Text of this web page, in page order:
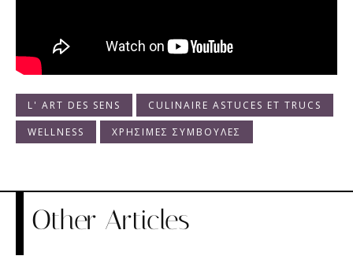
L' ART DES SENS
CULINAIRE ASTUCES ET TRUCS
WELLNESS
ΧΡΗΣΙΜΕΣ ΣΥΜΒΟΥΛΕΣ
Other Articles